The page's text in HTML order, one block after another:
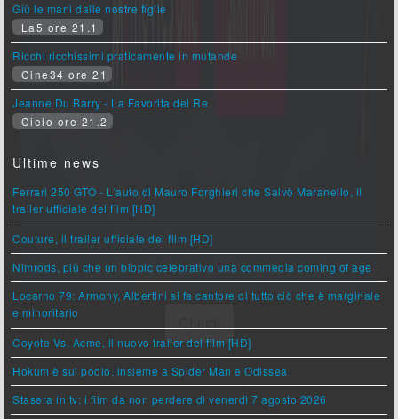
Giù le mani dalle nostre figlie
La5 ore 21.1
Ricchi ricchissimi praticamente in mutande
Cine34 ore 21
Jeanne Du Barry - La Favorita del Re
Cielo ore 21.2
Ultime news
Ferrari 250 GTO - L'auto di Mauro Forghieri che Salvò Maranello, il
trailer ufficiale del film [HD]
Couture, il trailer ufficiale del film [HD]
Nimrods, più che un biopic celebrativo una commedia coming of age
Locarno 79: Armony, Albertini si fa cantore di tutto ciò che è marginale
e minoritario
Coyote Vs. Acme, il nuovo trailer del film [HD]
Hokum è sul podio, insieme a Spider Man e Odissea
Stasera in tv: i film da non perdere di venerdì 7 agosto 2026